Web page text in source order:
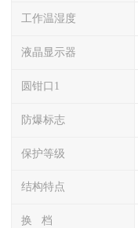
工作温湿度
液晶显示器
圆钳口1
防爆标志
保护等级
结构特点
换 档